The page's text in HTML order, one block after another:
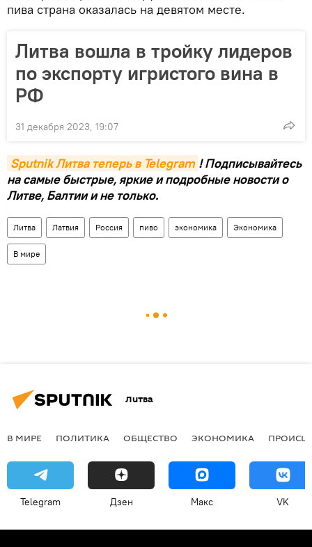
пива страна оказалась на девятом месте.
Литва вошла в тройку лидеров
по экспорту игристого вина в
РФ
31 декабря 2023, 19:07
Sputnik Литва теперь в Telegram ! Подписывайтесь
на самые быстрые, яркие и подробные новости о
Литве, Балтии и не только.
Литва Латвия Россия пиво экономика Экономика
В мире
Литва
В МИРЕ ПОЛИТИКА ОБЩЕСТВО ЭКОНОМИКА
Telegram Дзен Макс VK